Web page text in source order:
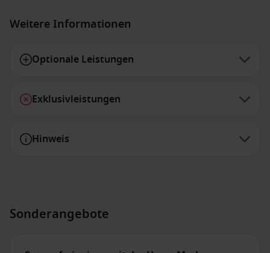
Weitere Informationen
Optionale Leistungen
Exklusivleistungen
Hinweis
Sonderangebote